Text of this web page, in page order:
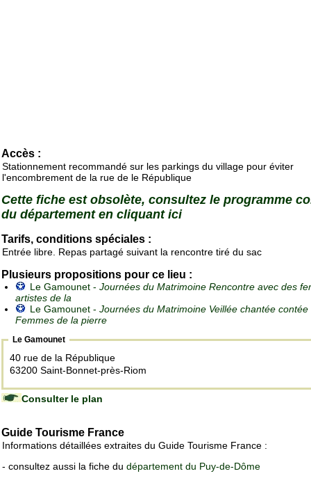
Accès :
Stationnement recommandé sur les parkings du village pour éviter
l'encombrement de la rue de le République
Cette fiche est obsolète, consultez le programme
du département en cliquant ici
Tarifs, conditions spéciales :
Entrée libre. Repas partagé suivant la rencontre tiré du sac
Plusieurs propositions pour ce lieu :
Le Gamounet - Journées du Matrimoine Rencontre avec des
artistes de la
Le Gamounet - Journées du Matrimoine Veillée chantée contée
Femmes de la pierre
Le Gamounet
40 rue de la République
63200 Saint-Bonnet-près-Riom
Consulter le plan
Guide Tourisme France
Informations détaillées extraites du Guide Tourisme France :
- consultez aussi la fiche du département du Puy-de-Dôme